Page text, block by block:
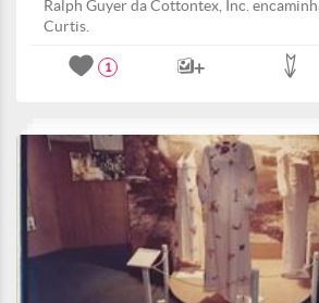
Ralph Guyer da Cottontex, Inc.
Curtis.
1